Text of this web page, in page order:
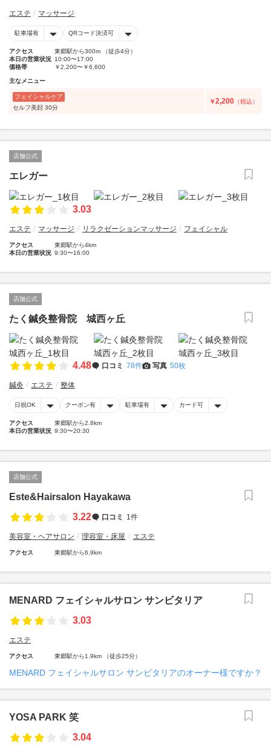
エステ マッサージ
駐車場有 QRコード決済可
アクセス
東郷駅から300m （徒歩4分）
本日の営業状況 10:00〜17:00
価格帯
￥2,200〜￥6,600
主なメニュー
フェイシャルケア
セルフ美顔 30分
￥2,200 （税込）
店舗公式
エレガー
3.03
エステ マッサージ リラクゼーションマッサージ フェイシャル
アクセス
東郷駅から4km
本日の営業状況 9:30〜16:00
店舗公式
たく鍼灸整骨院 城西ヶ丘
4.48 口コミ 78件 写真 50枚
鍼灸 エステ 整体
日祝OK クーポン有 駐車場有 カード可
アクセス
東郷駅から2.8km
本日の営業状況 9:30〜20:30
店舗公式
Este&Hairsalon Hayakawa
3.22
口コミ 1件
美容室・ヘアサロン 理容室・床屋 エステ
アクセス 東郷駅から6.9km
MENARD フェイシャルサロン サンビタリア
3.03
エステ
アクセス 東郷駅から1.9km （徒歩25分）
MENARD フェイシャルサロン サンビタリアのオーナー様ですか？
YOSA PARK 笑
3.04